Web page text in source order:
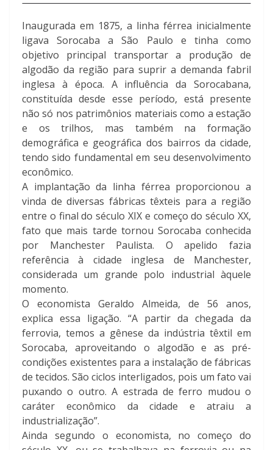
Inaugurada em 1875, a linha férrea inicialmente
ligava Sorocaba a São Paulo e tinha como
objetivo principal transportar a produção de
algodão da região para suprir a demanda fabril
inglesa à época. A influência da Sorocabana,
constituída desde esse período, está presente
não só nos patrimônios materiais como a estação
e os trilhos, mas também na formação
demográfica e geográfica dos bairros da cidade,
tendo sido fundamental em seu desenvolvimento
econômico.
A implantação da linha férrea proporcionou a
vinda de diversas fábricas têxteis para a região
entre o final do século XIX e começo do século XX,
fato que mais tarde tornou Sorocaba conhecida
por Manchester Paulista. O apelido fazia
referência à cidade inglesa de Manchester,
considerada um grande polo industrial àquele
momento.
O economista Geraldo Almeida, de 56 anos,
explica essa ligação. “A partir da chegada da
ferrovia, temos a gênese da indústria têxtil em
Sorocaba, aproveitando o algodão e as pré-
condições existentes para a instalação de fábricas
de tecidos. São ciclos interligados, pois um fato vai
puxando o outro. A estrada de ferro mudou o
caráter econômico da cidade e atraiu a
industrialização”.
Ainda segundo o economista, no começo do